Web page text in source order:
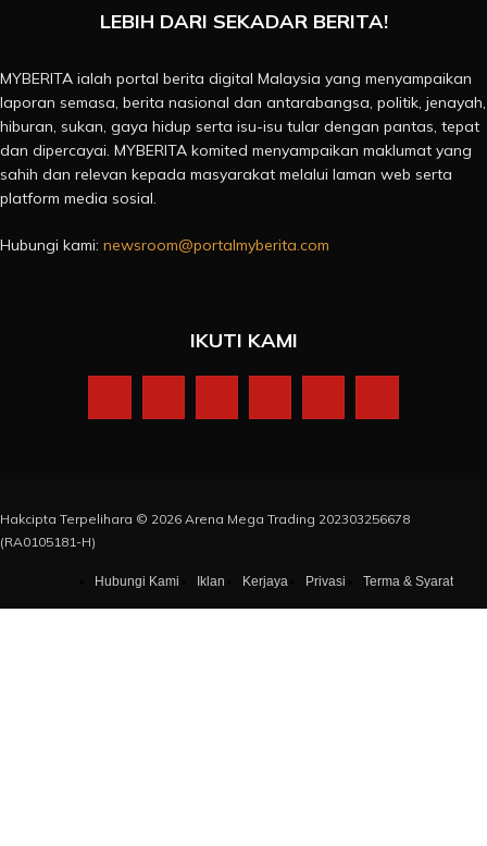
LEBIH DARI SEKADAR BERITA!
MYBERITA ialah portal berita digital Malaysia yang menyampaikan
laporan semasa, berita nasional dan antarabangsa, politik, jenayah,
hiburan, sukan, gaya hidup serta isu-isu tular dengan pantas, tepat
dan dipercayai. MYBERITA komited menyampaikan maklumat yang
sahih dan relevan kepada masyarakat melalui laman web serta
platform media sosial.
Hubungi kami: newsroom@portalmyberita.com
IKUTI KAMI
Hakcipta Terpelihara © 2026 Arena Mega Trading 202303256678
(RA0105181-H)
Hubungi Kami Iklan Kerjaya Privasi Terma & Syarat